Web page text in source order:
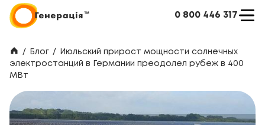
0 800 446 317
/ Блог /
Июльский прирост мощности солнечных
электростанций в Германии преодолел рубеж в 400
МВт